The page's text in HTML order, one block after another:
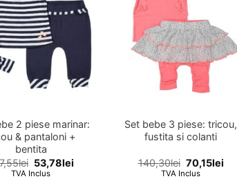
in
wishlist!
2 piese marinar:
& pantaloni +
bentita
lei 53,78lei
TVA Inclus
Set bebe 3 piese: tricou,
fustita si colanti
140,30lei 70,15lei
TVA Inclus